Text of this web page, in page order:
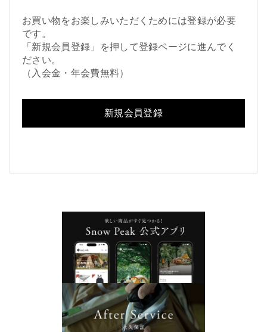
お買い物をお楽しみいただくためには登録が必要
です。
「新規会員登録」を押して登録ページに進んでく
ださい。
（入会金・年会費無料）
新規会員登録